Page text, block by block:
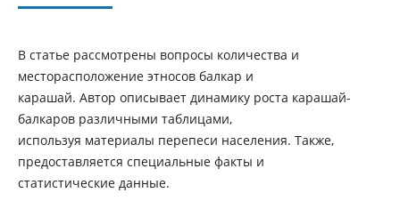
В статье рассмотрены вопросы количества и
месторасположение этносов балкар и
карашай. Автор описывает динамику роста карашай-
балкаров различными таблицами,
используя материалы перепеси населения. Также,
предоставляется специальные факты и
статистические данные.